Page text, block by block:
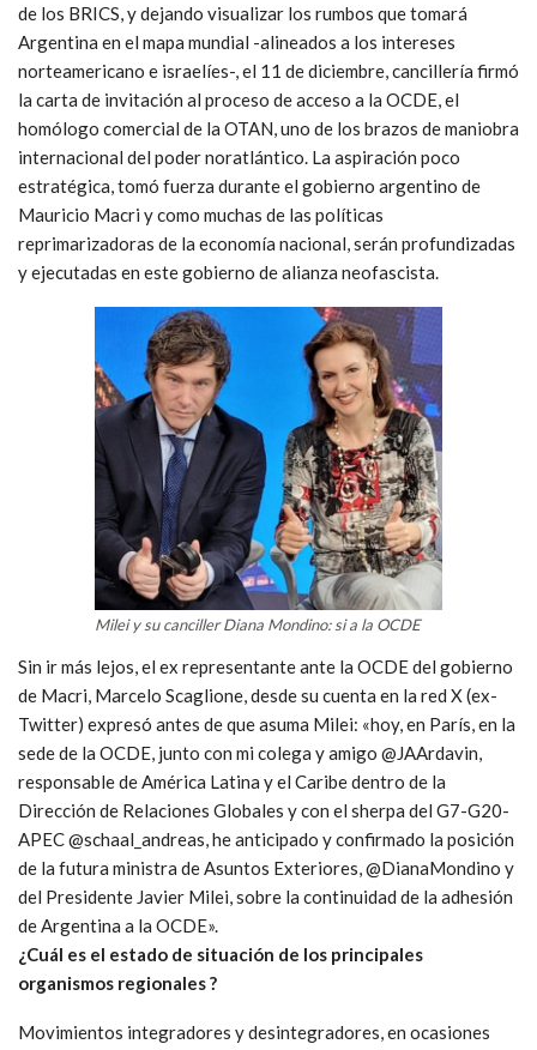
de los BRICS, y dejando visualizar los rumbos que tomará
Argentina en el mapa mundial -alineados a los intereses
norteamericano e israelíes-, el 11 de diciembre, cancillería firmó
la carta de invitación al proceso de acceso a la OCDE, el
homólogo comercial de la OTAN, uno de los brazos de maniobra
internacional del poder noratlántico. La aspiración poco
estratégica, tomó fuerza durante el gobierno argentino de
Mauricio Macri y como muchas de las políticas
reprimarizadoras de la economía nacional, serán profundizadas
y ejecutadas en este gobierno de alianza neofascista.
Milei y su canciller Diana Mondino: si a la OCDE
Sin ir más lejos, el ex representante ante la OCDE del gobierno
de Macri, Marcelo Scaglione, desde su cuenta en la red X (ex-
Twitter) expresó antes de que asuma Milei: «hoy, en París, en la
sede de la OCDE, junto con mi colega y amigo @JAArdavin,
responsable de América Latina y el Caribe dentro de la
Dirección de Relaciones Globales y con el sherpa del G7-G20-
APEC @schaal_andreas, he anticipado y confirmado la posición
de la futura ministra de Asuntos Exteriores, @DianaMondino y
del Presidente Javier Milei, sobre la continuidad de la adhesión
de Argentina a la OCDE».
¿Cuál es el estado de situación de los principales
organismos regionales ?
Movimientos integradores y desintegradores, en ocasiones